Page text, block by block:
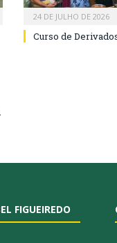
24 DE JULHO DE 2026
Curso de
FIGUEIREDO